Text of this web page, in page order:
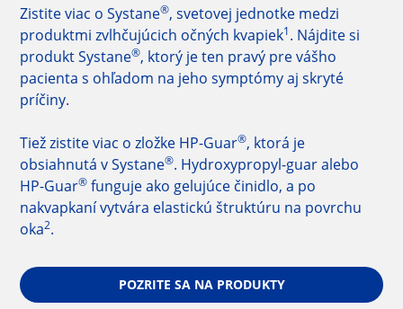
Zistite viac o Systane®, svetovej jednotke medzi
produktmi zvlhčujúcich očných kvapiek1. Nájdite si
produkt Systane®, ktorý je ten pravý pre vášho
pacienta s ohľadom na jeho symptómy aj skryté
príčiny.
Tiež zistite viac o zložke HP-Guar®, ktorá je
obsiahnutá v Systane®. Hydroxypropyl-guar alebo
HP-Guar® funguje ako gelujúce činidlo, a po
nakvapkaní vytvára elastickú štruktúru na povrchu
oka2.
POZRITE SA NA PRODUKTY